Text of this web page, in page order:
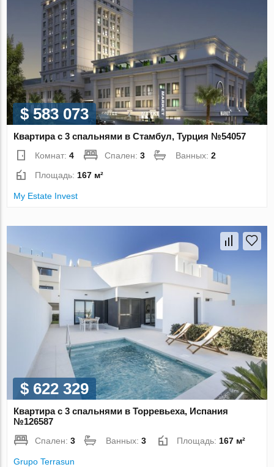
$ 583 073
Квартира с 3 спальнями в Стамбул, Турция №54057
Комнат:4 Спален:3 Ванных:2
Площадь: 167 м²
My Estate Invest
$ 622 329
Квартира с 3 спальнями в Торревьеха, Испания
№126587
Спален:3 Ванных:3 Площадь: 167 м²
Grupo Terrasun